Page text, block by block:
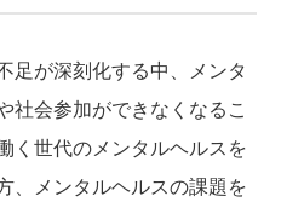
足が深刻化する中、メンタ
社会参加ができなくなるこ
く世代のメンタルヘルスを
、メンタルヘルスの課題を